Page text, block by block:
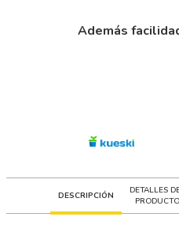
Además
DESCRIPCIÓN
DETALLES
PRODUCTO